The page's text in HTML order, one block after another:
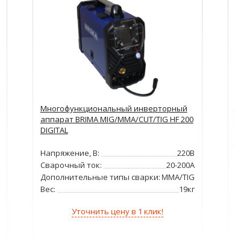
Многофункциональный инверторный
аппарат BRIMA MIG/MMA/CUT/TIG HF 200
DIGITAL
Напряжение, В:
220В
Сварочный ток:
20-200А
Дополнительные типы сварки: MMA/TIG
Вес:
19кг
Уточнить цену в 1 клик!